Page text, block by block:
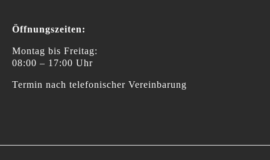
Öffnungszeiten:
Montag bis Freitag:
08:00 – 17:00 Uhr
Termin nach telefonischer Vereinbarung